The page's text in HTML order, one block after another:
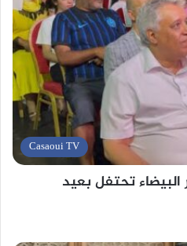
Casaoui TV
تحتفل بعيد